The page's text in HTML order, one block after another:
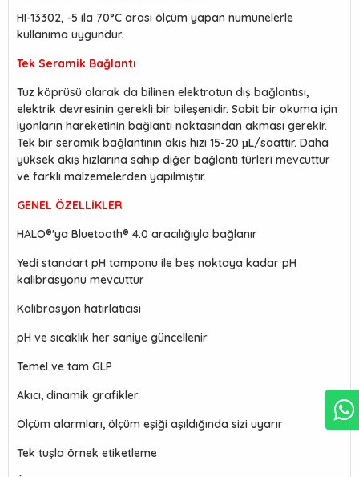
HI-13302, -5 ila 70°C arası ölçüm yapan numunelerle
kullanıma uygundur.
Tek Seramik Bağlantı
Tuz köprüsü olarak da bilinen elektrotun dış bağlantısı,
elektrik devresinin gerekli bir bileşenidir. Sabit bir okuma için
iyonların hareketinin bağlantı noktasından akması gerekir.
Tek bir seramik bağlantının akış hızı 15-20 μL/saattir. Daha
yüksek akış hızlarına sahip diğer bağlantı türleri mevcuttur
ve farklı malzemelerden yapılmıştır.
GENEL ÖZELLİKLER
HALO®'ya Bluetooth® 4.0 aracılığıyla bağlanır
Yedi standart pH tamponu ile beş noktaya kadar pH
kalibrasyonu mevcuttur
Kalibrasyon hatırlatıcısı
pH ve sıcaklık her saniye güncellenir
Temel ve tam GLP
Akıcı, dinamik grafikler
Ölçüm alarmları, ölçüm eşiği aşıldığında sizi uyarır
Tek tuşla örnek etiketleme